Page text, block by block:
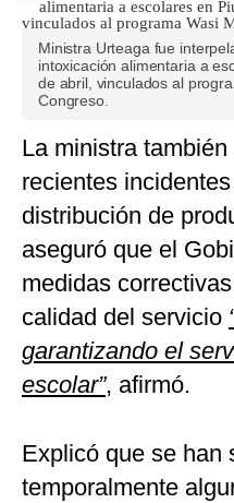
Ministra Urteaga fue
intoxicación alimentaria a
de abril, vinculados al
Congreso.
La ministra
recientes
distribución de
aseguró que el
medidas
calidad del servicio
garantizando el
escolar”, afirmó.
Explicó que se han
temporalmente